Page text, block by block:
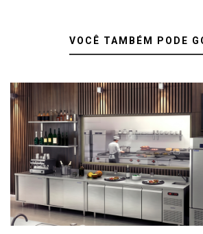
VOCÊ TAMBÉM PODE